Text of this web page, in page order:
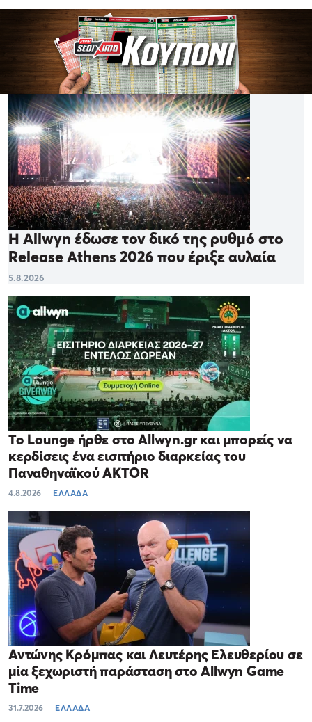
Η Allwyn έδωσε τον δικό της ρυθμό στο
Release Athens 2026 που έριξε αυλαία
5.8.2026
Το Lounge ήρθε στο Allwyn.gr και μπορείς να
κερδίσεις ένα εισιτήριο διαρκείας του
Παναθηναϊκού AKTOR
4.8.2026 ΕΛΛΑΔΑ
Αντώνης Κρόμπας και Λευτέρης Ελευθερίου σε
μία ξεχωριστή παράσταση στο Allwyn Game
Time
31.7.2026 ΕΛΛΑΔΑ